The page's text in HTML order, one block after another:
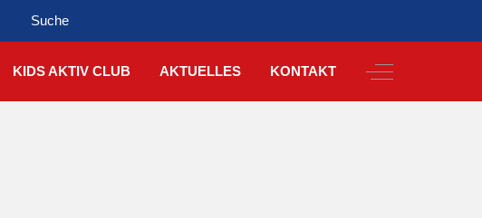
Suche
KIDS AKTIV CLUB AKTUELLES KONTAKT Off-Canvas